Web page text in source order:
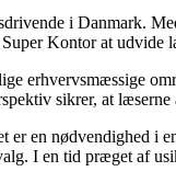
i Danmark.
Kontor at
erhvervsmæssige
sikrer, at
en nødvendighed i
I en tid præget af